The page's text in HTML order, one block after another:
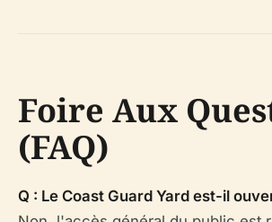
Foire Aux
(FAQ)
Q : Le Coast Guard Yard est-il